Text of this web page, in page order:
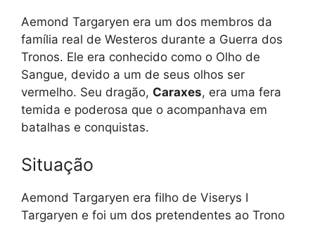
Aemond Targaryen era um dos membros da
família real de Westeros durante a Guerra dos
Tronos. Ele era conhecido como o Olho de
Sangue, devido a um de seus olhos ser
vermelho. Seu dragão, Caraxes, era uma fera
temida e poderosa que o acompanhava em
batalhas e conquistas.
Situação
Aemond Targaryen era filho de Viserys I
Targaryen e foi um dos pretendentes ao Trono